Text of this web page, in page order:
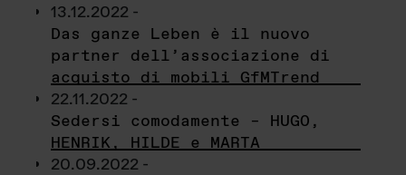
13.12.2022 -
Das ganze Leben è il nuovo
partner dell’associazione di
acquisto di mobili GfMTrend
22.11.2022 -
Sedersi comodamente – HUGO,
HENRIK, HILDE e MARTA
20.09.2022 -